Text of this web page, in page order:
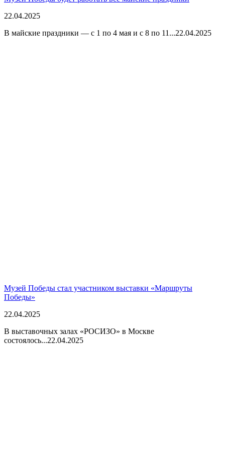
22.04.2025
В майские праздники — с 1 по 4 мая и с 8 по 11...22.04.2025
Музей Победы стал участником выставки ​​​​​​«Маршруты
Победы»
22.04.2025
В выставочных залах «РОСИЗО» в Москве
состоялось...22.04.2025